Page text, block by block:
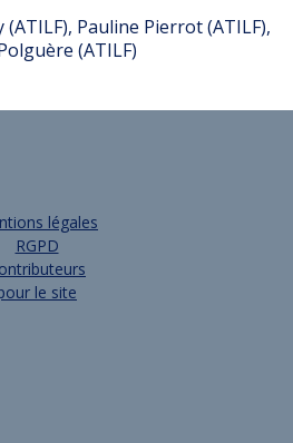
Pauline Pierrot (ATILF),
(ATILF)
légales
RGPD
le site